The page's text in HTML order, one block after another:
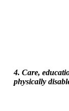
4. Care,
physically